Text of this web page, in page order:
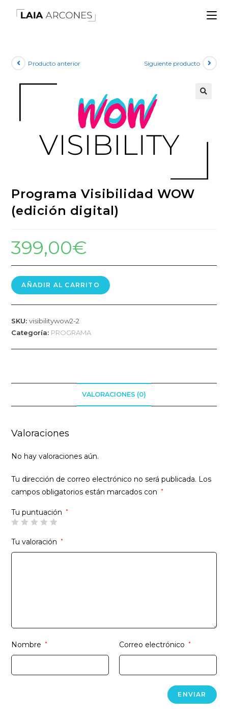
Producto anterior Siguiente producto
Programa Visibilidad WOW
(edición digital)
399,00€
AÑADIR AL CARRITO
SKU:visibilitywow2-2
Categoría: PROGRAMA
VALORACIONES (0)
Valoraciones
No hay valoraciones aún.
Tu dirección de correo electrónico no será publicada. Los
campos obligatorios están marcados con
*
Tu puntuación *
Tu valoración *
Nombre * Correo electrónico *